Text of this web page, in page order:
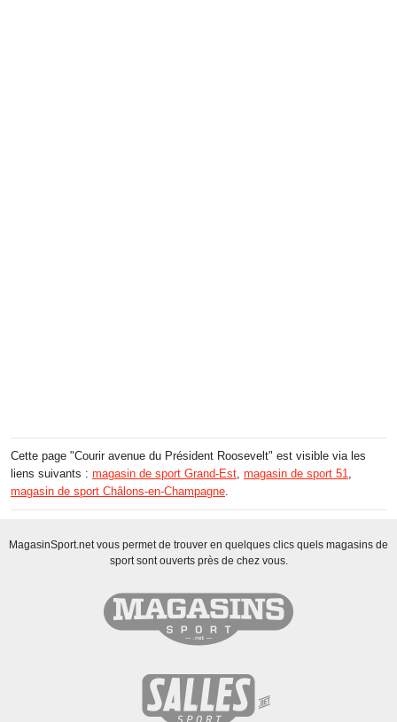
Cette page "Courir avenue du Président Roosevelt" est visible via les
liens suivants : magasin de sport Grand-Est, magasin de sport 51,
magasin de sport Châlons-en-Champagne.
MagasinSport.net vous permet de trouver en quelques clics quels magasins de
sport sont ouverts près de chez vous.